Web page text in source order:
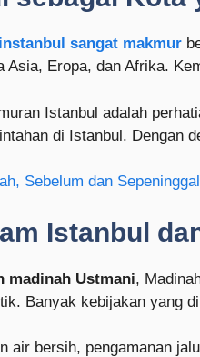
sangat makmur
Asia, Eropa, dan Afrika.
Istanbul adalah
di Istanbul. Dengan
Sebelum dan
Istanbul
madinah Ustmani,
Banyak kebijakan yang
air bersih, pengamanan